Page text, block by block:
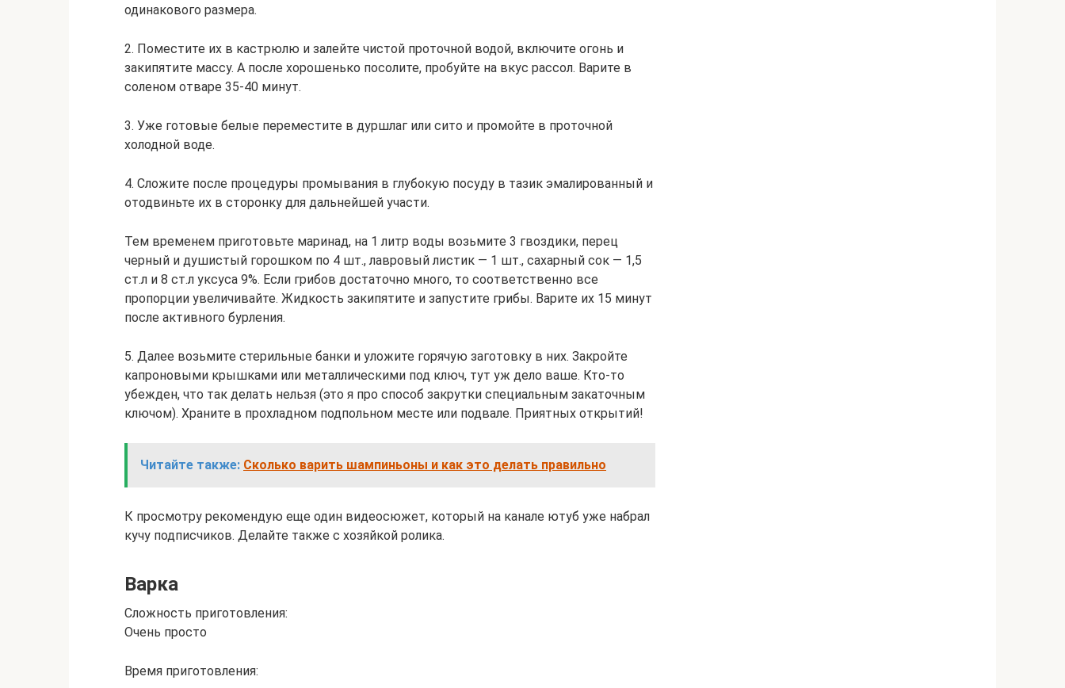
одинакового размера.
2. Поместите их в кастрюлю и залейте чистой проточной водой, включите огонь и
закипятите массу. А после хорошенько посолите, пробуйте на вкус рассол. Варите в
соленом отваре 35-40 минут.
3. Уже готовые белые переместите в дуршлаг или сито и промойте в проточной
холодной воде.
4. Сложите после процедуры промывания в глубокую посуду в тазик эмалированный и
отодвиньте их в сторонку для дальнейшей участи.
Тем временем приготовьте маринад, на 1 литр воды возьмите 3 гвоздики, перец
черный и душистый горошком по 4 шт., лавровый листик — 1 шт., сахарный сок — 1,5
ст.л и 8 ст.л уксуса 9%. Если грибов достаточно много, то соответственно все
пропорции увеличивайте. Жидкость закипятите и запустите грибы. Варите их 15 минут
после активного бурления.
5. Далее возьмите стерильные банки и уложите горячую заготовку в них. Закройте
капроновыми крышками или металлическими под ключ, тут уж дело ваше. Кто-то
убежден, что так делать нельзя (это я про способ закрутки специальным закаточным
ключом). Храните в прохладном подпольном месте или подвале. Приятных открытий!
Читайте также: Сколько варить шампиньоны и как это делать правильно
К просмотру рекомендую еще один видеосюжет, который на канале ютуб уже набрал
кучу подписчиков. Делайте также с хозяйкой ролика.
Варка
Сложность приготовления:
Очень просто
Время приготовления: